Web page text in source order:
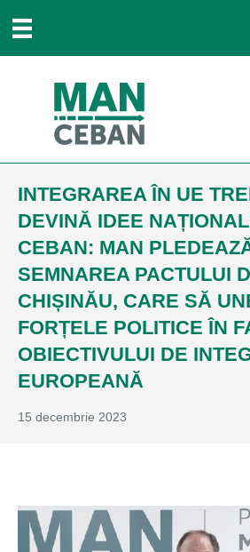
INTEGRAREA ÎN UE
DEVINĂ IDEE
CEBAN: MAN
SEMNAREA PACTULUI
CHIȘINĂU, CARE SĂ
FORȚELE POLITICE ÎN
OBIECTIVULUI DE
EUROPEANĂ
15 decembrie 2023